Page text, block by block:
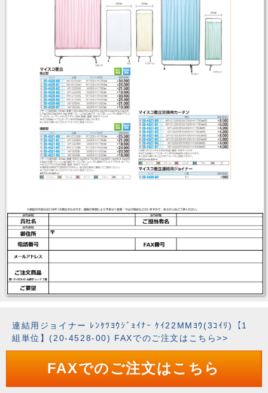
連結用ジョイナー ﾚﾝｹﾂﾖｳｼﾞｮｲﾅｰ ｹｲ22MMﾖｳ(3ｺｲﾘ)【1
組単位】(20-4528-00) FAXでのご注文はこちら>>
FAXでのご注文はこちら